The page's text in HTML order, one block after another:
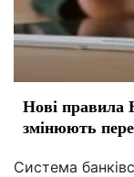
Нові правила
змінюють
Система